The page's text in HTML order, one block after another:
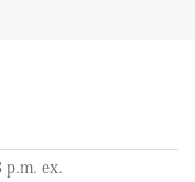
van brievenbussen,
ex.